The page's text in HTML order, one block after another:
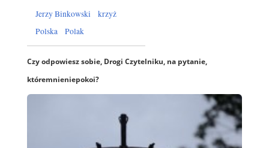
Jerzy Binkowski
krzyż
Polska
Polak
Czy odpowiesz sobie, Drogi Czytelniku, na pytanie,
któremnieniepokoi?